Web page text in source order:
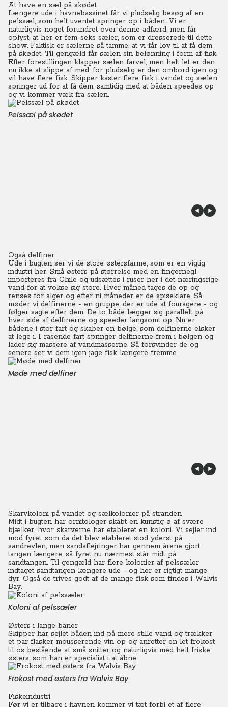
At have en sæl på skødet
Længere ude i havnebassinet får vi pludselig besøg af en
pelssæl, som helt uventet springer op i båden. Vi er
naturligvis noget forundret over denne adfærd, men får
oplyst, at her er fem-seks sæler, som er dresserede til dette
show. Faktisk er sælerne så tamme, at vi får lov til at få dem
på skødet. Til gengæld får sælen sin belønning i form af fisk.
Efter forestillingen klapper sælen farvel, men helt let er den
nu ikke at slippe af med, for pludselig er den ombord igen og
vil have flere fisk. Skipper kaster flere fisk i vandet og sælen
springer ud for at få dem, samtidig med at båden speedes op
og vi kommer væk fra sælen.
Pelssæl på skødet
Også delfiner
Ude i bugten ser vi de store østersfarme, som er en vigtig
industri her. Små østers på størrelse med en fingernegl
importeres fra Chile og udsættes i ruser her i det næringsrige
vand for at vokse sig store. Hver måned tages de op og
renses for alger og efter ni måneder er de spiseklare. Så
møder vi delfinerne - en gruppe, der er ude at fouragere - og
følger sagte efter dem. De to både lægger sig parallelt på
hver side af delfinerne og speeder langsomt op. Nu er
bådene i stor fart og skaber en bølge, som delfinerne elsker
at lege i. I rasende fart springer delfinerne frem i bølgen og
lader sig massere af vandmasserne. Så forsvinder de og
senere ser vi dem igen jage fisk længere fremme.
Møde med delfiner
Skarvkoloni på vandet og sælkolonier på stranden
Midt i bugten har ornitologer skabt en kunstig ø af svære
bjælker, hvor skarverne har etableret en koloni. Vi sejler ind
mod fyret, som da det blev etableret stod yderst på
sandrevlen, men sandaflejringer har gennem årene gjort
tangen længere, så fyret nu nærmest står midt på
sandtangen. Til gengæld har flere kolonier af pelssæler
indtaget sandtangen længere ude - og her er rigtigt mange
dyr. Også de trives godt af de mange fisk som findes i Walvis
Bay.
Koloni af pelssæler
Østers i lange baner
Skipper har sejlet båden ind på mere stille vand og trækker
et par flasker mousserende vin op og anretter en let frokost
til os bestående af små snitter og naturligvis med helt friske
østers, som han er specialist i at åbne.
Frokost med østers fra Walvis Bay
Fiskeindustri
Før vi er tilbage i havnen kommer vi tæt forbi et af flere